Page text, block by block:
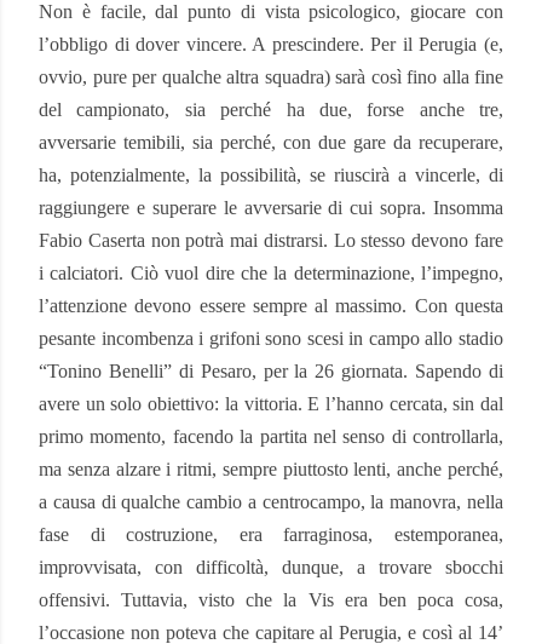
Non è facile, dal punto di vista psicologico, giocare con
l’obbligo di dover vincere. A prescindere. Per il Perugia (e,
ovvio, pure per qualche altra squadra) sarà così fino alla fine
del campionato, sia perché ha due, forse anche tre,
avversarie temibili, sia perché, con due gare da recuperare,
ha, potenzialmente, la possibilità, se riuscirà a vincerle, di
raggiungere e superare le avversarie di cui sopra. Insomma
Fabio Caserta non potrà mai distrarsi. Lo stesso devono fare
i calciatori. Ciò vuol dire che la determinazione, l’impegno,
l’attenzione devono essere sempre al massimo. Con questa
pesante incombenza i grifoni sono scesi in campo allo stadio
“Tonino Benelli” di Pesaro, per la 26 giornata. Sapendo di
avere un solo obiettivo: la vittoria. E l’hanno cercata, sin dal
primo momento, facendo la partita nel senso di controllarla,
ma senza alzare i ritmi, sempre piuttosto lenti, anche perché,
a causa di qualche cambio a centrocampo, la manovra, nella
fase di costruzione, era farraginosa, estemporanea,
improvvisata, con difficoltà, dunque, a trovare sbocchi
offensivi. Tuttavia, visto che la Vis era ben poca cosa,
l’occasione non poteva che capitare al Perugia, e così al 14’